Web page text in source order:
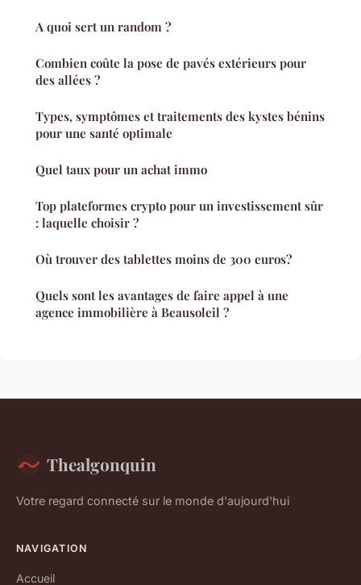
A quoi sert un random ?
Combien coûte la pose de pavés extérieurs pour
des allées ?
Types, symptômes et traitements des kystes bénins
pour une santé optimale
Quel taux pour un achat immo
Top plateformes crypto pour un investissement sûr
: laquelle choisir ?
Où trouver des tablettes moins de 300 euros?
Quels sont les avantages de faire appel à une
agence immobilière à Beausoleil ?
Thealgonquin
Votre regard connecté sur le monde d'aujourd'hui
NAVIGATION
Accueil